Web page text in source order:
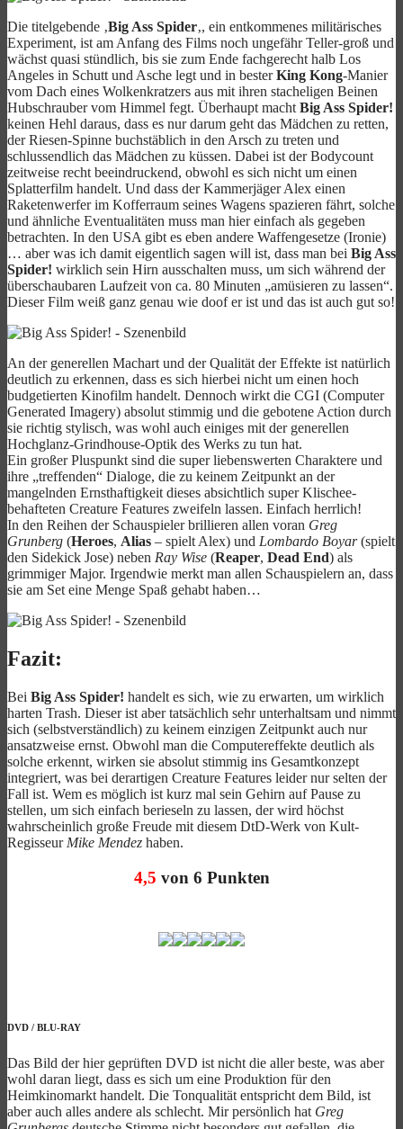
Die titelgebende ‚Big Ass Spider‚, ein entkommenes militärisches
Experiment, ist am Anfang des Films noch ungefähr Teller-groß und
wächst quasi stündlich, bis sie zum Ende fachgerecht halb Los
Angeles in Schutt und Asche legt und in besterKing Kong-Manier
vom Dach eines Wolkenkratzers aus mit ihren stacheligen Beinen
Hubschrauber vom Himmel fegt. Überhaupt machtBig Ass Spider!
keinen Hehl daraus, dass es nur darum geht das Mädchen zu retten,
der Riesen-Spinne buchstäblich in den Arsch zu treten und
schlussendlich das Mädchen zu küssen. Dabei ist der Bodycount
zeitweise recht beeindruckend, obwohl es sich nicht um einen
Splatterfilm handelt. Und dass der Kammerjäger Alex einen
Raketenwerfer im Kofferraum seines Wagens spazieren fährt, solche
und ähnliche Eventualitäten muss man hier einfach als gegeben
betrachten. In den USA gibt es eben andere Waffengesetze (Ironie)
… aber was ich damit eigentlich sagen will ist, dass man bei Big Ass
Spider! wirklich sein Hirn ausschalten muss, um sich während der
überschaubaren Laufzeit von ca. 80 Minuten „amüsieren zu lassen“.
Dieser Film weiß ganz genau wie doof er ist und das ist auch gut so!
An der generellen Machart und der Qualität der Effekte ist natürlich
deutlich zu erkennen, dass es sich hierbei nicht um einen hoch
budgetierten Kinofilm handelt. Dennoch wirkt die CGI (Computer
Generated Imagery) absolut stimmig und die gebotene Action durch
sie richtig stylisch, was wohl auch einiges mit der generellen
Hochglanz-Grindhouse-Optik des Werks zu tun hat.
Ein großer Pluspunkt sind die super liebenswerten Charaktere und
ihre „treffenden“ Dialoge, die zu keinem Zeitpunkt an der
mangelnden Ernsthaftigkeit dieses absichtlich super Klischee-
behafteten Creature Features zweifeln lassen. Einfach herrlich!
In den Reihen der Schauspieler brillieren allen voran Greg
Grunberg (Heroes, Alias – spielt Alex) und Lombardo Boyar(spielt
den Sidekick Jose) neben Ray Wise (Reaper, Dead End) als
grimmiger Major. Irgendwie merkt man allen Schauspielern an, dass
sie am Set eine Menge Spaß gehabt haben…
Fazit:
Bei Big Ass Spider! handelt es sich, wie zu erwarten, um wirklich
harten Trash. Dieser ist aber tatsächlich sehr unterhaltsam und nimmt
sich (selbstverständlich) zu keinem einzigen Zeitpunkt auch nur
ansatzweise ernst. Obwohl man die Computereffekte deutlich als
solche erkennt, wirken sie absolut stimmig ins Gesamtkonzept
integriert, was bei derartigen Creature Features leider nur selten der
Fall ist. Wem es möglich ist kurz mal sein Gehirn auf Pause zu
stellen, um sich einfach berieseln zu lassen, der wird höchst
wahrscheinlich große Freude mit diesem DtD-Werk von Kult-
Regisseur Mike Mendez haben.
4,5 von 6 Punkten
DVD / BLU-RAY
Das Bild der hier geprüften DVD ist nicht die aller beste, was aber
wohl daran liegt, dass es sich um eine Produktion für den
Heimkinomarkt handelt. Die Tonqualität entspricht dem Bild, ist
aber auch alles andere als schlecht. Mir persönlich hat Greg